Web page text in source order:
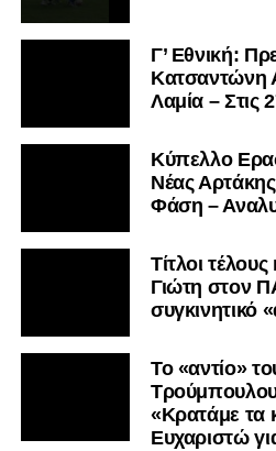
Γ’ Εθνική:
Κατσαντώνη
Λαμία – Στις
Kύπελλο
Nέας
Φάση –
Τίτλοι
Γιώτη στον
συγκινητικό
Το «αντίο»
«Κρατάμε τα
Ευχαριστώ